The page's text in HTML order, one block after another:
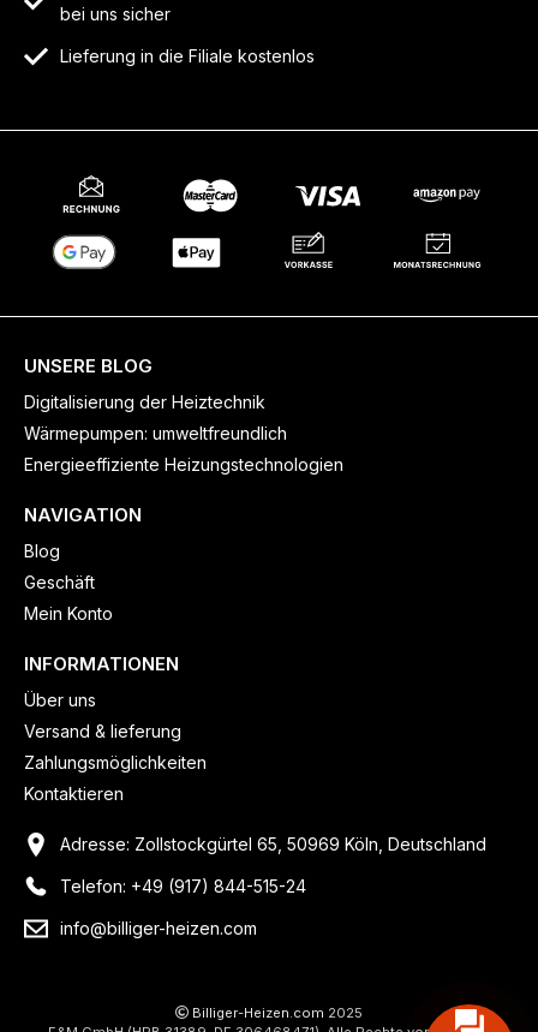
bei uns sicher
Lieferung in die Filiale kostenlos
UNSERE BLOG
Digitalisierung der Heiztechnik
Wärmepumpen: umweltfreundlich
Energieeffiziente Heizungstechnologien
NAVIGATION
Blog
Geschäft
Mein Konto
INFORMATIONEN
Über uns
Versand & lieferung
Zahlungsmöglichkeiten
Kontaktieren
Adresse: Zollstockgürtel 65, 50969 Köln, Deutschland
Telefon: +49 (917) 844-515-24
info@billiger-heizen.com
Billiger-Heizen.com 2025